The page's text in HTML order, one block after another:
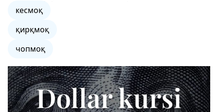
кесмоқ
қирқмоқ
чопмоқ